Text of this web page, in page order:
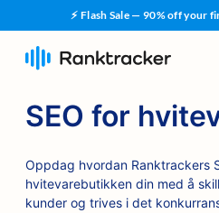
⚡ Flash Sale — 90% off your
SEO for
Oppdag hvordan Ranktrackers
hvitevarebutikken din med å
kunder og trives i det